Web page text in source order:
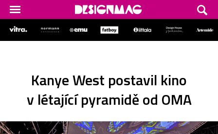
Kanye West postavil kino
v létající pyramidě od OMA